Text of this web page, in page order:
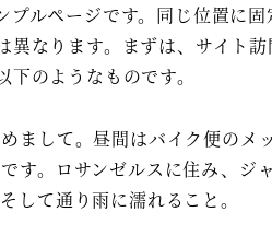
プルページです。同じ位置に
異なります。まずは、サイト
下のようなものです。
まして。昼間はバイク便のメ
す。ロサンゼルスに住み、ジ
して通り雨に濡れること。